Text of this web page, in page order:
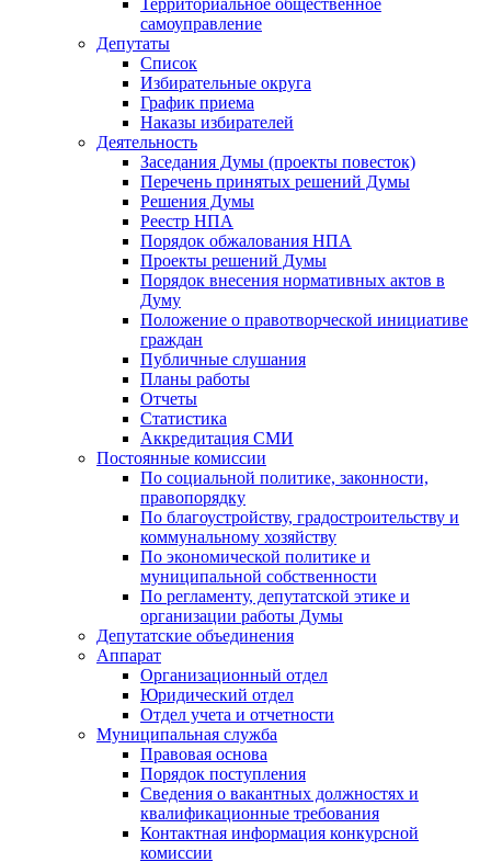
Территориальное общественное
самоуправление
Депутаты
Список
Избирательные округа
График приема
Наказы избирателей
Деятельность
Заседания Думы (проекты повесток)
Перечень принятых решений Думы
Решения Думы
Реестр НПА
Порядок обжалования НПА
Проекты решений Думы
Порядок внесения нормативных актов в
Думу
Положение о правотворческой инициативе
граждан
Публичные слушания
Планы работы
Отчеты
Статистика
Аккредитация СМИ
Постоянные комиссии
По социальной политике, законности,
правопорядку
По благоустройству, градостроительству и
коммунальному хозяйству
По экономической политике и
муниципальной собственности
По регламенту, депутатской этике и
организации работы Думы
Депутатские объединения
Аппарат
Организационный отдел
Юридический отдел
Отдел учета и отчетности
Муниципальная служба
Правовая основа
Порядок поступления
Сведения о вакантных должностях и
квалификационные требования
Контактная информация конкурсной
комиссии